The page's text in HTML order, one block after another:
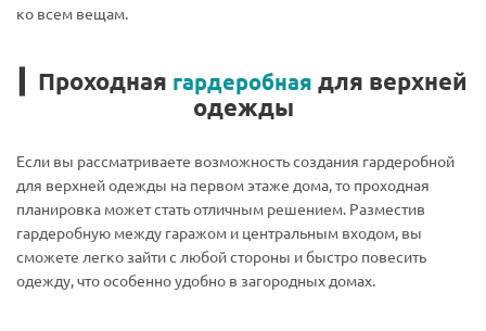
ко всем вещам.
▎Проходная гардеробная для верхней
одежды
Если вы рассматриваете возможность создания гардеробной
для верхней одежды на первом этаже дома, то проходная
планировка может стать отличным решением. Разместив
гардеробную между гаражом и центральным входом, вы
сможете легко зайти с любой стороны и быстро повесить
одежду, что особенно удобно в загородных домах.